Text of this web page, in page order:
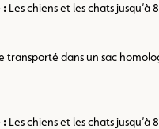
: Les chiens et les chats
transporté dans un sac
: Les chiens et les chats